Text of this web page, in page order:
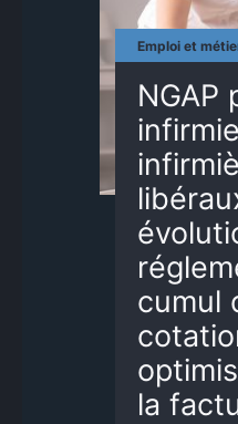
Emploi et
NGAP
cumul
la